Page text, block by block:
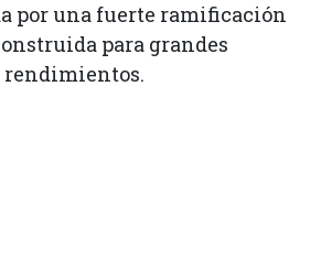
por una fuerte ramificación
para grandes
rendimientos.